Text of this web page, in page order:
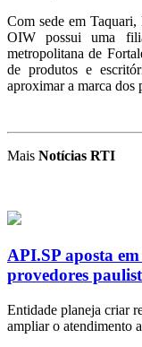
Com sede em Taquari,
OIW possui uma
metropolitana de
de produtos e
aproximar a marca dos
Mais Notícias RTI
API.SP aposta
provedores
Entidade planeja criar
ampliar o atendimento